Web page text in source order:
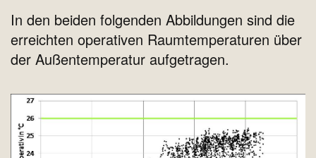
In den beiden folgenden Abbildungen sind die
erreichten operativen Raumtemperaturen über
der Außentemperatur aufgetragen.